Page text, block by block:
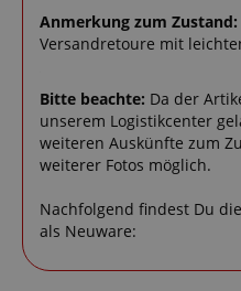
Anmerkung zum Zustand:
Versandretoure mit
Bitte beachte: Da der
unserem Logistikcenter
weiteren Auskünfte zum
weiterer Fotos möglich.
Nachfolgend findest Du
als Neuware: